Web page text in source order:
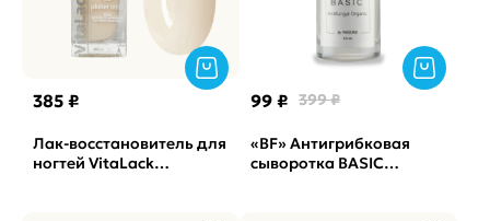
385 ₽
Лак-восстановитель для
ногтей VitaLack
99 ₽ 399 ₽
«BF» Антигрибковая
сыворотка BASIC